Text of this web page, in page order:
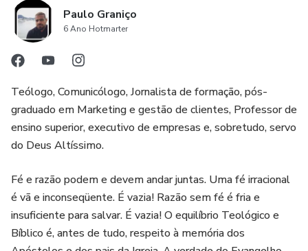
e jamais duvidemos de seu amor.
Pegue este exemplar, abra-o. talvez você nem precise ler
até o final para entender que ainda tem um Ser Superior te
Paulo Graniço
6 Ano Hotmarter
Teólogo, Comunicólogo, Jornalista de formação, pós-
graduado em Marketing e gestão de clientes, Professor de
ensino superior, executivo de empresas e, sobretudo, servo
do Deus Altíssimo.
Fé e razão podem e devem andar juntas. Uma fé irracional
é vã e inconseqüente. É vazia! Razão sem fé é fria e
insuficiente para salvar. É vazia! O equilíbrio Teológico e
Bíblico é, antes de tudo, respeito à memória dos